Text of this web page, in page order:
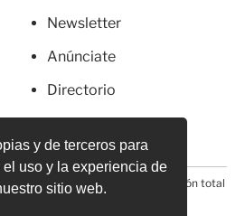
y de terceros para
uso y la experiencia de
sitio web.
Newsletter
Anúnciate
Directorio
Prohibida la reproducción total
cualquier medio electrónico*